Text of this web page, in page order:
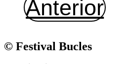
Anterior
© Festival Bucles